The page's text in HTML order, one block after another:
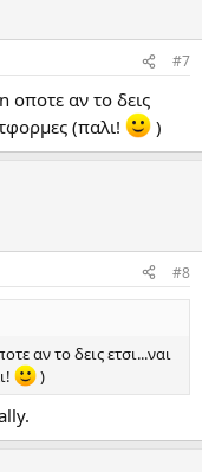
#7
οποτε αν το δεις
(παλι!
)
#8
αν το δεις ετσι...ναι
)